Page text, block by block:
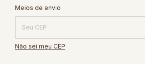
Entregas para o CEP:
Meios de envio
Não sei meu CEP